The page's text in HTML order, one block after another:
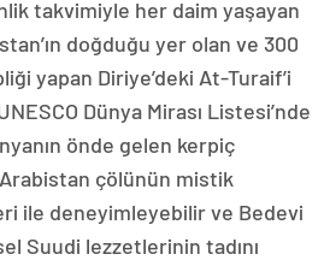
takvimiyle her daim yaşayan
doğduğu yer olan ve 300
yapan Diriye’deki At-Turaif’i
Dünya Mirası Listesi’nde
önde gelen kerpiç
çölünün mistik
ile deneyimleyebilir ve Bedevi
Suudi lezzetlerinin tadını